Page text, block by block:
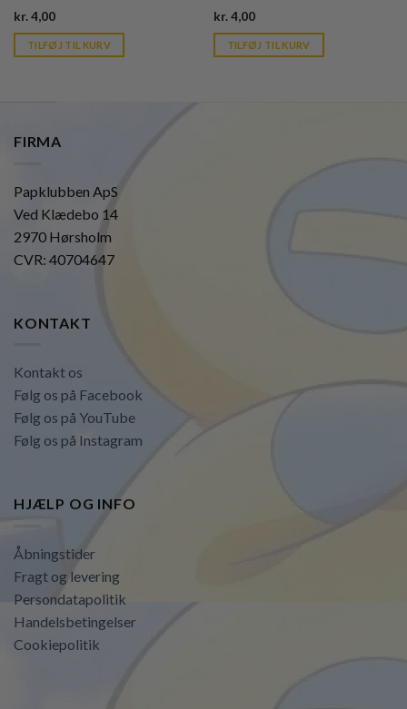
kr.4,00Current
is:
kr. 39,95.
TILFØJ TIL KURV
kr.4,00Current
is:
kr. 39,95.
TILFØJ TIL KURV
FIRMA
Papklubben ApS
Ved Klædebo 14
2970 Hørsholm
CVR: 40704647
KONTAKT
Kontakt os
Følg os på Facebook
Følg os på YouTube
Følg os på Instagram
HJÆLP OG INFO
Åbningstider
Fragt og levering
Persondatapolitik
Handelsbetingelser
Cookiepolitik